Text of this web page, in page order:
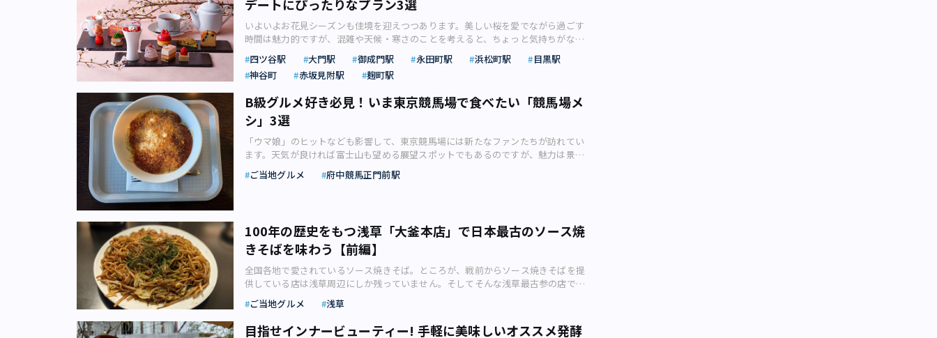
ゴーアフタヌーンティー」が開催中です。香り豊かなマンゴーをふんだんに使用し
た色鮮やかなメニューの数々を前に、トロピカルなウキウキとした気分になります
ね。 「マンゴーアフタヌーンティー」（写真は2名様分イメージ）。定番スイーツ
のマンゴープリンや、日替わりチョコレートも（画像：株式会社 東京ドームホテ
ルリリースより） マンゴーの甘みと濃厚なレアチーズのさっぱりとした味わいが
口の中で広がる「マンゴーレアチーズケーキ」や、ティラミスやキャラメルポップ
コーンを乗せたグラスデザート「マンゴージェラートのヴェリーヌ」、ゼリー状の
ラッシーにチョコレートで蓋をした「マンゴーラッシーのゼリー」など、マンゴー
づくしのラインアップ。 セイボリーはアヒージョやピンチョスなど塩味のある
スペイン風メニューが3種用意されています。ドリンクはアールグレイティーやコ
ーヒーの他、マンゴービネガーのソーダ割りや、ルイボストロピカルパンチなど季
節限定のメニューもお代わり自由です。 ホテル最上階の43階・地上150mからパ
り）●【永田町】ホテルニューオータニ「新アフタヌーンティーセット～マンゴー
＆メロン～」／6月30日まで 連日満席必至で大人気なのが、ホテルニューオータ
ニの「ガーデンラウンジ」で季節ごとにテーマを変えて展開している「新アフタヌ
ーンティーセット」。6月30日（金）までの期間中は「新アフタヌーンティーセッ
ト～マンゴー＆メロン～」を開催中です。 心癒やされる新緑＆水辺の風景とともに
のマンゴー＆メロンを使用したメニューは、この時期限定のぜいたくな味わい。ス
キ」が登場します。糖度14度以上の極上マスクメロンを使用した、ホテルニューオ
を発酵させた「和紅茶」を使用したホワイトチョコにほうじ茶葉を加えた「カレ・
ド・茶コラ 和紅茶」」(8枚入1,296円)も。 「ほうじ茶クランチショコラ」は、香
ばしいほうじ茶とフィアンティーヌのサクッとした食感が楽しいクランチチョコ。
いずれのシリーズも茶茶の香り豊かで、大人な味わいに仕上がっています。 京都府
産一番茶を焙じたほうじ茶使用の「ほうじ茶クランチショコラ」(5個入648円)（画
像：株式会社福寿園リリースより）●LE CHOCOLAT DE H「アッシュセレクショ
ィック」を本格的に稼働した「LE CHOCOLAT DE H（ル ショコラ ドゥ アッシ
ュ）」。ショコラティエ・辻口博啓氏が世界各地のカカオの香りや味わいを日本の
す。 カカオ豆は工房でローストからコンチング、型入れまで一貫して作業。余計
なものをできるだけ加えず、独自開発したロースターでじっくり火を入れること
で、カカオ豆の香りを最大限まで引き出したボンボンショコラに仕上げています。
気のボンボンショコラのアソートがあります。フランス・パリで行われるサロン・
デュ・ショコラ内にて行われる品評会「C.C.C. （クラブ・デ・クロクール・ドゥ・
ショコラ）」の受賞作を含む、ボンボンショコラの詰め合わせです。 「アッシュ
セレクション4粒入」のうちの1粒が「ほうじ茶とプラリネアマンド」。自家製プラ
リネアマンドにほうじ茶ガナッシュを組み合わせ、独特の香りとくるみのような甘
い後味にカカオの余韻が残る、こだわりのチョコレートです。 17粒入・34粒入
りには、新茶の茎のみを焙じた「加賀棒茶」が使われた濃厚でコクのあるガナッシ
ーシュ・ツジグチリリースより）●ホテル雅叙園東京「天井画ショコラ・竹林」
湖は18万以上あり、しかも水もきれい。映画『かもめ食堂』ロケ地のヌークシオ国
立公園はヘルシンキからも近く、ハイキングが気軽に楽しめます。 フィンランドは
「ムーミン」デザインの商品がとても多い（画像：シカマアキ）●フィンランドは
が楽しめるのもフィンランド。まず、ガラス食器で知られる「イッタラ」は1881年
創業で、日本人にもおなじみのブランドです。 普段使いのグラス、花瓶などが、
「フィンランドのモダニズムの父」と呼ばれたアルヴァ・アアルトが生前にデザイ
ンした天窓があることで有名。アアルト自邸＆アトリエは、今の時代に見てもステ
キな空間です。 マリメッコの社員食堂「maritori」は一般利用も可（画像：シカマ
アキ） ヘルシンキ郊外に本社がある「マリメッコ」は、北欧を代表するファブリ
ックメーカー。その本社併設のアウトレットショップと社員食堂は旅行客も利用で
きる、一大人気スポットです。 フィンランドのコーヒーチェーン「ロバーツコーヒ
ー」とシナモンロール（画像：シカマアキ） フィンランドは世界屈指のコーヒー
ドの郷土料理では「トナカイのシチュー」「ザリガニ」「コルヴァプースティ」
（シナモンロール）などが名物です。 ●東京からは直行便が便利、価格重視ならセ
ールや乗り継ぎ便を狙おう 東京からファンランドまで行くには、直行便が便利で
す。フィンエアーが羽田と成田からヘルシンキまで、日本航空（JAL）が羽田から
ヘルシンキまでの直行便をそれぞれ運航しています。日本発は約13～13時間半、ヘ
ルシンキ発は約13時間半～14時間です。 フィンエアーは羽田と成田から直行便を
のの、「少しでも安く」と考えれば、乗継便もおすすめ。例えば、スカンジナビア
るようになり、生息域が広がるなどの複合的な要因でこの30年、シカの個体数は10
倍以上、イノシシは3倍以上に増えました。シカの食害による森林破壊をはじめ、
自然環境に与える影響も小さくありません。 現在、被害を食い止めるため、シ
カとイノシシの捕獲が推進されています。農林水産省によると、20年度に捕獲され
たシカは約67万頭、イノシシは約68万頭。シカとイノシシの肉は「ジビエ」として
人気を博す高級食材ですが、実際に活用されたのはそのうちシカが約9万頭、イノ
シシは約3万頭。全体でいうと食肉利用されたのはわずか9%でしかなく、残りの
91%は土に埋めたり焼却したりと、廃棄処分されているのが実態です。 奪った命
を捨てるのはあまりにもったいないし、動物福祉や食品ロスの観点から考えても大
問題。そこでジビエ肉をもっと一般に普及させようと、さまざまな取り組みが進め
られています。 第6回ジビエ料理コンテストで農林水産大臣賞を受賞した「柔らか
く仕上げたシカ肉のロースト 色とりどりの野菜添え 芋煮の季節を感じて」（画
像：日本ジビエ振興協会） そのひとつが、「ジビエ料理コンテスト」です。農林
使い、多くの人に安全でおいしく提供できる料理」。和洋中エスニックのジャンル
は問いません。プロ、アマ、年齢にかかわらず、だれもが応募できる開かれたコン
テストです。 江戸でも食べられていた野生動物江戸でも食べられていた野生動物
審査対象になったのは、応募総数218点から書類審査で絞った20レシピ。ドリアや
カレーなど家庭的な総菜もあれば、サンドイッチやラップロール、高級レストラン
ろいでした。 最高賞の農林水産大臣賞に輝いたのは、宮城県の専門学校生、松
菜添え 芋煮の季節を感じて」。仙台みそと塩麹でマリネして低温ローストした肉
デートにぴったりなプラン3選
いよいよお花見シーズンも佳境を迎えつつあります。美しい桜を愛でながら過ごす
時間は魅力的ですが、混雑や天候・寒さのことを考えると、ちょっと気持ちがなえ
てきますよね。さらに問題なのが、今年の花粉大量飛散。そんな問題を一気にクリ
アできるのが「インドア花見」です。今回は天候や体調に左右されにくく特別な時
間を過ごせるホテルでのお花見をご紹介します。優雅に過ごせる「インドア花
ポットでは4年ぶりに自粛無しとのニュースも流れ、ワクワクしている方も多いの
ではないでしょうか。 いざ花見のスケジュールを立てようとすると、いろいろと
問題が浮上します。久しぶりの宴会解禁で、どこのお花見スポットも大変な混雑が
予想されます。「花冷え」との言葉があるように、この時期は寒さが戻り、震えあ
がりながらお花見をする事態も想定。さらに多くの方が感じているように、今年は
花粉がひどい！ お花見したいけれど悩みどころ満載です。 そんな問題をクリア
してくれるのが「インドア花見」です。文字通り「屋内で楽しむお花見」のこと
のお花見プラン。庭園の桜を眺めながらの食事や可憐な桜色のアフタヌーンティ
ー、東京の夜景に囲まれて過ごすバーなど、プランはさまざま。お弁当のテイクア
ウトを行っている店舗もあるので、シーンや用途にあわせて選べます。 和の趣を取
り入れた可憐な桜色のアフタヌーンティー（画像：株式会社目黒雅叙園リリースよ
り）●東京プリンスホテル「桜まつり 2023 Buffet」 歴史ある寺社が点在し、風
情を感じる芝公園の桜散策エリアに位置する東京プリンスホテルでは、4月16日
（日）まで桜をテーマにしたメニューが楽しめる「桜まつり 2023」が開催されて
堪能できます。 芝公園エリアでは桜を巡る散策を楽しめます（画像：株式会社西
四ツ谷駅 大門駅 御成門駅 永田町駅 浜松町駅
目黒駅
神谷町
赤坂見附駅 麹町駅
B級グルメ好き必見！いま東京競馬場で食べたい「競馬場メ
シ」3選
「ウマ娘」のヒットなども影響して、東京競馬場には新たなファンたちが訪れてい
ます。天気が良ければ富士山も望める展望スポットでもあるのですが、魅力は景色
だけではなく、グルメにも定評があることをご存知でしょうか？ 今回はフリーラ
ンスライターの岩本信彦さんが、約100店舗ある飲食店の中からおすすめの3店を厳
催されている日であれば、基本的にいつでも入場できます。 見晴らしの良いスタ
ンドからは、天気が良ければ富士山も望めるほどで、景色を見るだけでも来訪の価
値ありです。 しかし、東京競馬場の魅力は景色だけではなく、グルメにも定評が
あることをご存知でしょうか？ 筆者がはじめて競馬観戦に訪れたときは、いわ
ゆる「間に合わせ」のような食事を想像していたのですが、良い意味で期待を裏切
られました。 というのも、競馬場内には多数の飲食店が軒を連ねており、豊富な
ルメをいくつかピックアップしてご紹介しますので、ぜひ参考にしてみてくださ
ご当地グルメ 府中競馬正門前駅
100年の歴史をもつ浅草「大釜本店」で日本最古のソース焼
きそばを味わう【前編】
全国各地で愛されているソース焼きそば。ところが、戦前からソース焼きそばを提
供している店は浅草周辺にしか残っていません。そしてそんな浅草最古参の店で
は、なぜか東京伝統の甘味も提供しています。浅草とソース焼きそばの関係につい
て、著書においてソース焼きそばの歴史を明らかにした食文化史研究家の近代食文
化研究会さんが解説します。日本最古のソース焼きそば店は、浅草周辺に集中 浅
ご当地グルメ 浅草
目指せインナービューティー! 手軽に美味しいオススメ発酵